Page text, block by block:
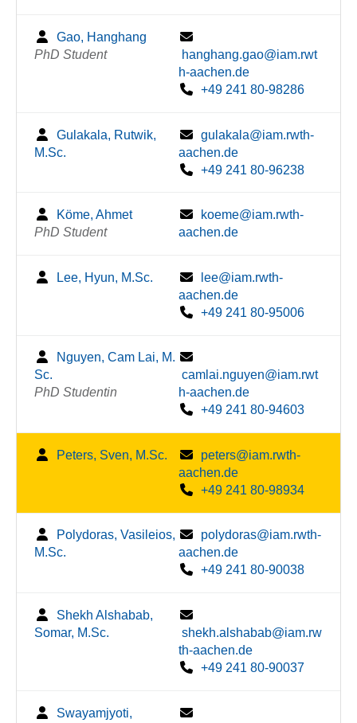
Gao, Hanghang
PhD Student
hanghang.gao@iam.rwt
h-aachen.de
+49 241 80-98286
Gulakala, Rutwik,
M.Sc.
gulakala@iam.rwth-
aachen.de
+49 241 80-96238
Köme, Ahmet
PhD Student
koeme@iam.rwth-
aachen.de
Lee, Hyun, M.Sc.
lee@iam.rwth-
aachen.de
+49 241 80-95006
Nguyen, Cam Lai, M.
Sc.
PhD Studentin
camlai.nguyen@iam.rwt
h-aachen.de
+49 241 80-94603
Peters, Sven, M.Sc.
peters@iam.rwth-
aachen.de
+49 241 80-98934
Polydoras, Vasileios,
M.Sc.
polydoras@iam.rwth-
aachen.de
+49 241 80-90038
Shekh Alshabab,
Somar, M.Sc.
shekh.alshabab@iam.rw
th-aachen.de
+49 241 80-90037
Swayamjyoti,